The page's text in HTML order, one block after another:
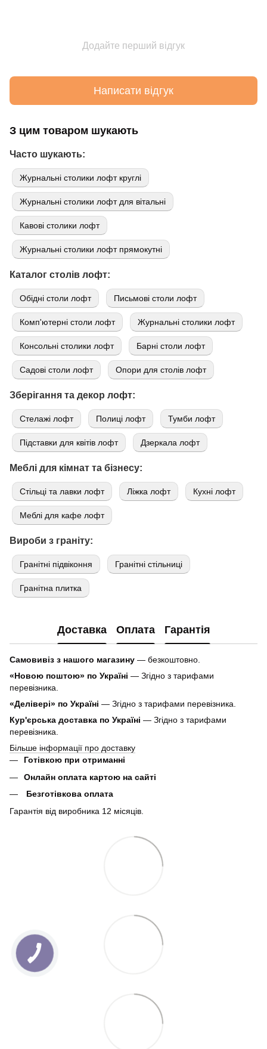
Додайте перший відгук
Написати відгук
З цим товаром шукають
Часто шукають:
Журнальні столики лофт круглі
Журнальні столики лофт для вітальні
Кавові столики лофт
Журнальні столики лофт прямокутні
Каталог столів лофт:
Обідні столи лофт Письмові столи лофт
Комп'ютерні столи лофт Журнальні столики лофт
Консольні столики лофт Барні столи лофт
Садові столи лофт Опори для столів лофт
Зберігання та декор лофт:
Стелажі лофт Полиці лофт Тумби лофт
Підставки для квітів лофт Дзеркала лофт
Меблі для кімнат та бізнесу:
Стільці та лавки лофт Ліжка лофт Кухні лофт
Меблі для кафе лофт
Вироби з граніту:
Гранітні підвіконня Гранітні стільниці
Гранітна плитка
Доставка Оплата Гарантія
Самовивіз з нашого магазину — безкоштовно.
«Новою поштою» по Україні — Згідно з тарифами
перевізника.
«Делівері» по Україні — Згідно з тарифами перевізника.
Кур'єрська доставка по Україні — Згідно з тарифами
перевізника.
Більше інформації про доставку
Готівкою при отриманні
Онлайн оплата картою на сайті
Безготівкова оплата
Гарантія від виробника 12 місяців.